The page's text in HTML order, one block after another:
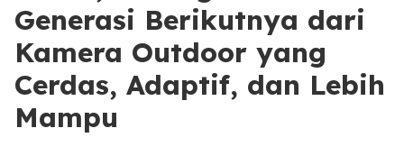
Generasi Berikutnya dari
Kamera Outdoor yang
Cerdas, Adaptif, dan Lebih
Mampu